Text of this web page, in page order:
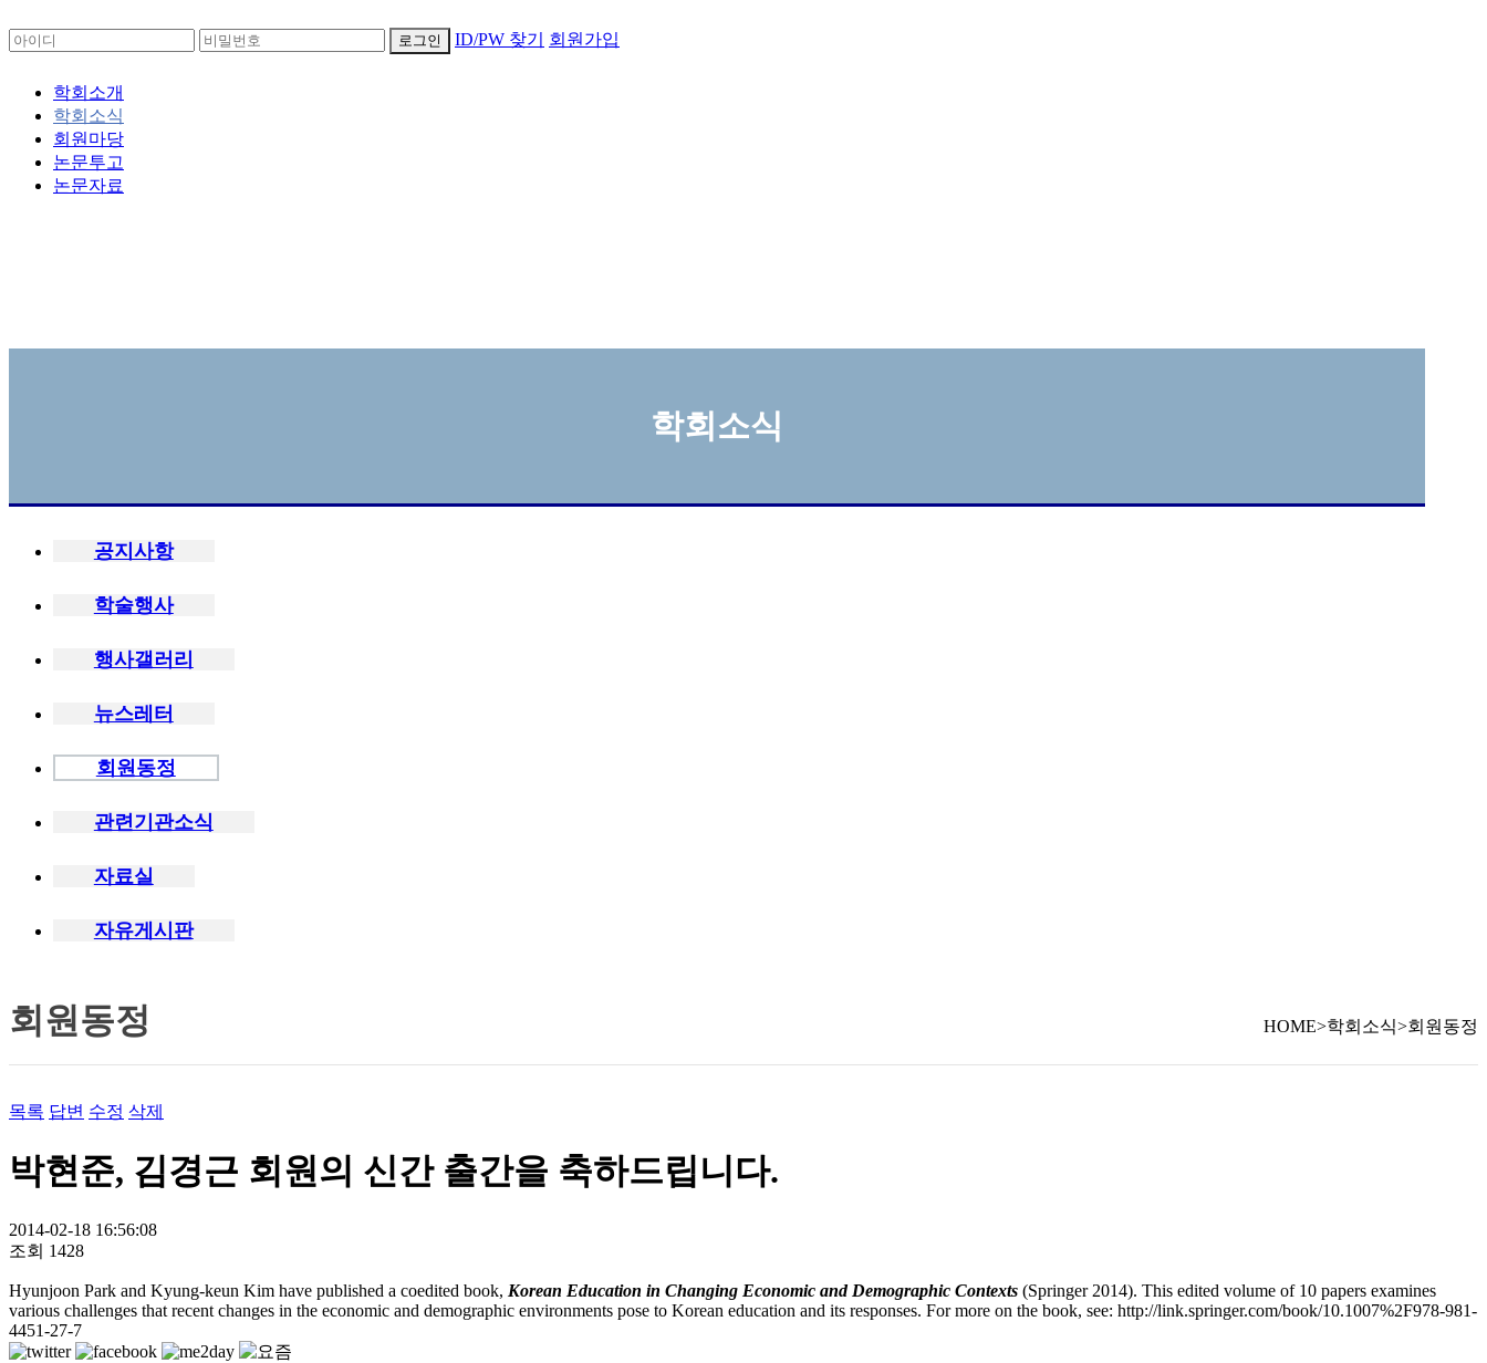
로그인 ID/PW 찾기 회원가입
학회소개
학회소식
회원마당
논문투고
논문자료
학회소식
공지사항
학술행사
행사갤러리
뉴스레터
회원동정
관련기관소식
자료실
자유게시판
회원동정 HOME>학회소식>회원동정
목록 답변 수정 삭제
박현준, 김경근 회원의 신간 출간을 축하드립니다.
2014-02-18 16:56:08
조회 1428
Hyunjoon Park and Kyung-keun Kim have published a coedited book, Korean Education in Changing Economic and Demographic Contexts (Springer 2014). This edited volume of 10 papers examines
various challenges that recent changes in the economic and demographic environments pose to Korean education and its responses. For more on the book, see: http://link.springer.com/book/10.1007%2F978-981-
4451-27-7